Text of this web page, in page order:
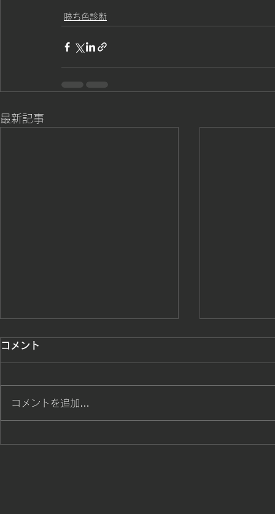
勝ち色診断
最新記事
勝ち戦士達が躍動
ました。招
頂きありが
せて頂きま
コメント
コメントを追加…